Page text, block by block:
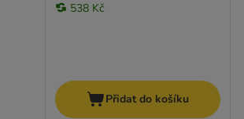
538 Kč
Přidat do košíku